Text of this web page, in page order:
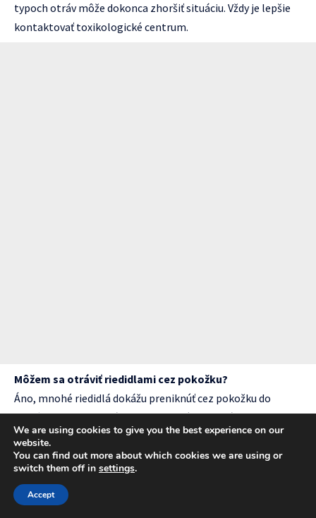
typoch otráv môže dokonca zhoršiť situáciu. Vždy je lepšie
kontaktovať toxikologické centrum.
Môžem sa otráviť riedidlami cez pokožku?
Áno, mnohé riedidlá dokážu preniknúť cez pokožku do
krvného obehu. Používanie ochranných rukavíc je preto
dôležité.
Ako poznám, že som exponovaný nebezpečnej
koncentrácii?
Príznaky ako bolesti hlavy, závraty, podráždenie očí alebo
We are using cookies to give you the best experience on our
website.
You can find out more about which cookies we are using or
switch them off in settings.
Accept